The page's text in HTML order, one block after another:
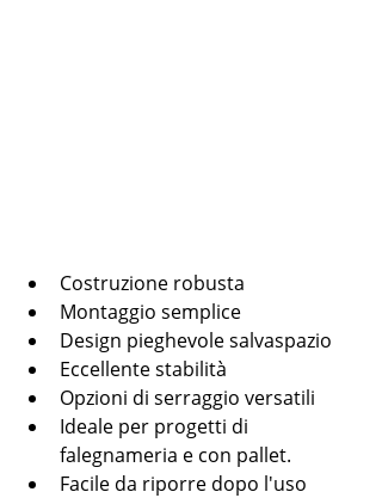
Costruzione robusta
Montaggio semplice
Design pieghevole salvaspazio
Eccellente stabilità
Opzioni di serraggio versatili
Ideale per progetti di
falegnameria e con pallet.
Facile da riporre dopo l'uso